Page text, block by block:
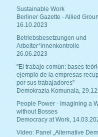
Sustainable Work
Berliner Gazette - Allied
16.10.2023
Betriebsbesetzungen und
Arbeiter*innenkontrolle
26.06.2023
"El trabajo común: bases
ejemplo de la empresas
por sus trabajadores"
Demokrazia Komunala,
People Power - Imagining a
without Bosses
Democracy at Work,
Video: Panel „Alternative